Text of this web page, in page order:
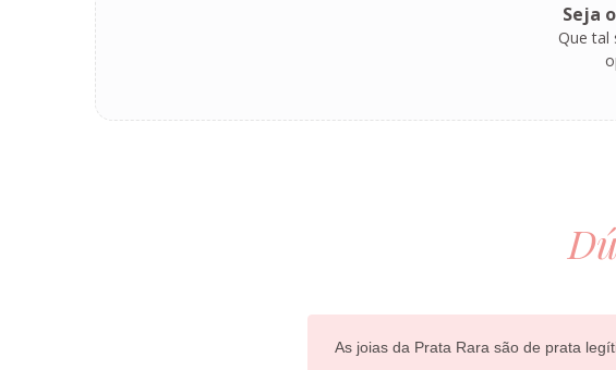
Seja
Que tal
As joias da Prata Rara são de prata